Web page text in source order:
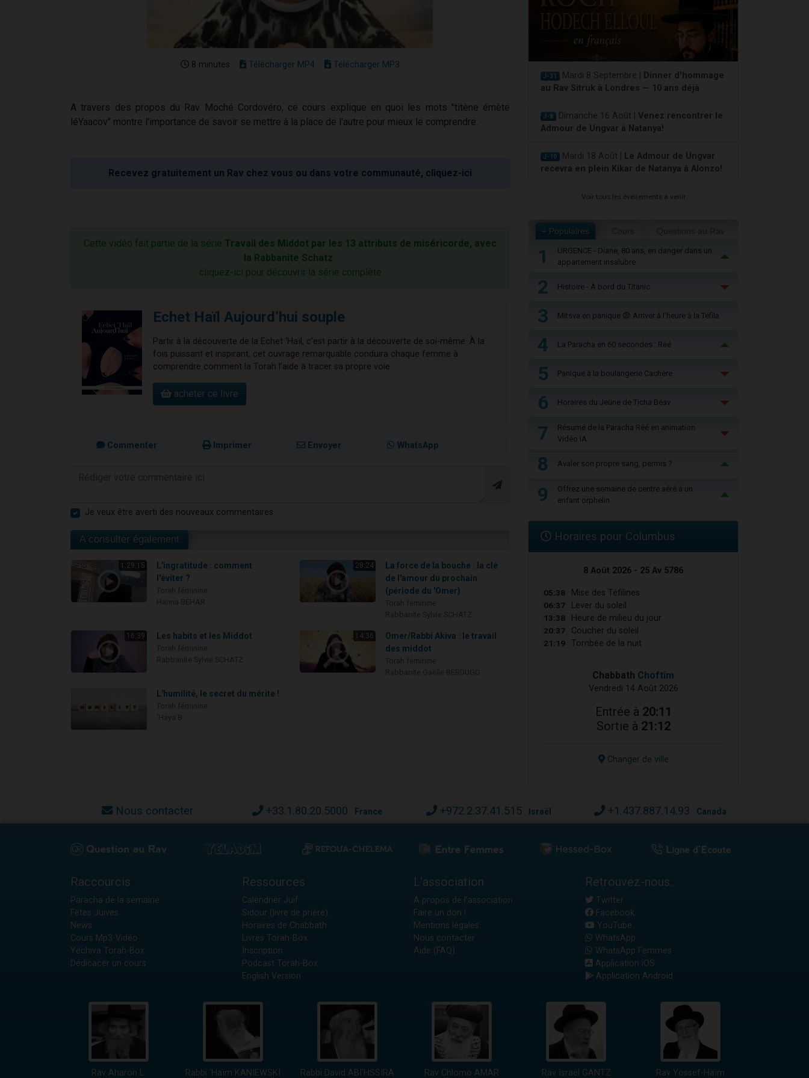
8 minutes Télécharger MP4 Télécharger MP3
A travers des propos du Rav Moché Cordovéro, ce cours explique en quoi les mots "titène émète
léYaacov" montre l'importance de savoir se mettre à la place de l'autre pour mieux le comprendre.
Recevez gratuitement un Rav chez vous ou dans votre communauté, cliquez-ici
Cette vidéo fait partie de la série Travail des Middot par les 13 attributs de miséricorde, avec
la Rabbanite Schatz :
cliquez-ici pour découvrir la série complète
Echet Haïl Aujourd’hui souple
Partir à la découverte de la Echet ‘Haïl, c’est partir à la découverte de soi-même. À la
fois puissant et inspirant, cet ouvrage remarquable conduira chaque femme à
comprendre comment la Torah l’aide à tracer sa propre voie.
acheter ce livre
Commenter Imprimer Envoyer WhatsApp
Je veux être averti des nouveaux commentaires
A consulter également
1:29:15
L'ingratitude : comment
l'éviter ?
28:24
La force de la bouche : la clé
de l'amour du prochain
(période du 'Omer)
16:39 Les habits et les Middot 14:36
Omer/Rabbi Akiva : le travail
des middot
L'humilité, le secret du mérite !
J-31 Mardi 8 Septembre |
Dinner d'hommage
au Rav Sitruk à Londres — 10 ans déjà
J-8 Dimanche 16 Août | Venez rencontrer le
Admour de Ungvar à Natanya!
J-10 Mardi 18 Août |
Le Admour de Ungvar
recevra en plein Kikar de Natanya à Alonzo!
Voir tous les événements à venir
+ Populaires
1
URGENCE - Diane, 80 ans, en danger dans un
appartement insalubre
2 Histoire - À bord du Titanic
3 Mitsva en panique 😨 Arriver à l'heure à la Téfila
4 La Paracha en 60 secondes : Réé
5 Panique à la boulangerie Cachère
6 Horaires du Jeûne de Ticha Béav
7
Résumé de la Paracha Réé en animation
Vidéo IA
8 Avaler son propre sang, permis ?
9
Offrez une semaine de centre aéré à un
enfant orphelin
Horaires pour Columbus
8 Août 2026 - 25 Av 5786
05:38 Mise des Téfilines
06:37 Lever du soleil
13:38 Heure de milieu du jour
20:37 Coucher du soleil
21:19 Tombée de la nuit
Chabbath Choftim
Vendredi 14 Août 2026
Entrée à 20:11
Sortie à 21:12
Changer de ville
Nous contacter +33.1.80.20.5000 France +972.2.37.41.515 Israël +1.437.887.14.93 Canada
Raccourcis
Paracha de la semaine
Fêtes Juives
News
Cours Mp3-Vidéo
Yéchiva Torah-Box
Dédicacer un cours
Ressources
Calendrier Juif
Sidour (livre de prière)
Horaires de Chabbath
Livres Torah-Box
Inscription
Podcast Torah-Box
English Version
L'association
A propos de l'association
Faire un don !
Mentions légales
Nous contacter
Aide (FAQ)
Retrouvez-nous...
Twitter
Facebook
YouTube
WhatsApp
WhatsApp Femmes
Application iOS
Application Android
Rav Aharon L. Rabbi 'Haïm KANIEWSKI Rabbi David ABI'HSSIRA Rav Chlomo AMAR Rav Israël GANTZ Rav Yossef-Haïm